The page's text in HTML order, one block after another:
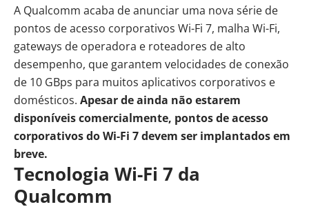
A Qualcomm acaba de anunciar uma nova série de
pontos de acesso corporativos Wi-Fi 7, malha Wi-Fi,
gateways de operadora e roteadores de alto
desempenho, que garantem velocidades de conexão
de 10 GBps para muitos aplicativos corporativos e
domésticos. Apesar de ainda não estarem
disponíveis comercialmente, pontos de acesso
corporativos do Wi-Fi 7 devem ser implantados em
breve.
Tecnologia Wi-Fi 7 da
Qualcomm